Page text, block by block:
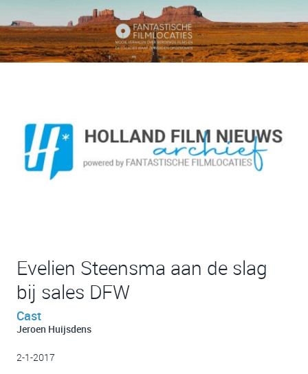
Evelien Steensma aan de slag
bij sales DFW
Cast
Jeroen Huijsdens
2-1-2017